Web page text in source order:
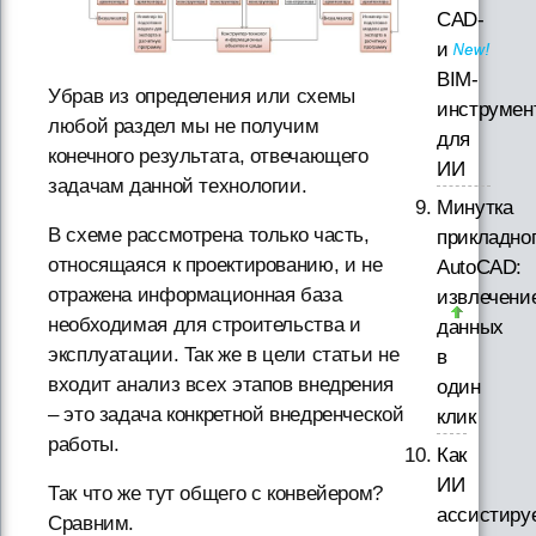
Убрав из определения или схемы
любой раздел мы не получим
конечного результата, отвечающего
задачам данной технологии.
В схеме рассмотрена только часть,
относящаяся к проектированию, и не
отражена информационная база
необходимая для строительства и
эксплуатации. Так же в цели статьи не
входит анализ всех этапов внедрения
– это задача конкретной внедренческой
работы.
Так что же тут общего с конвейером?
Сравним.
CAD-
и
BIM-
для
ИИ
Минутка
AutoCAD:
данных
в
один
клик
Как
ИИ